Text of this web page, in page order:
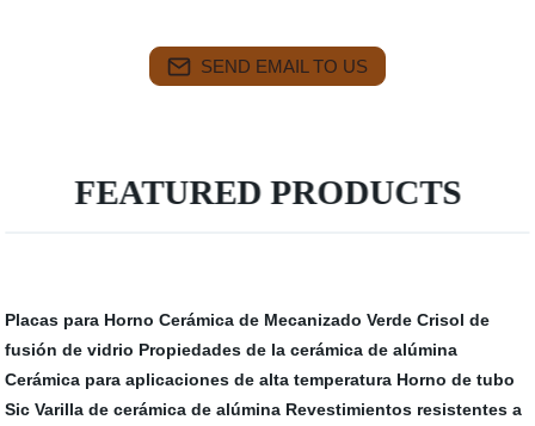
SEND EMAIL TO US
FEATURED PRODUCTS
Placas para Horno Cerámica de Mecanizado Verde Crisol de
fusión de vidrio Propiedades de la cerámica de alúmina
Cerámica para aplicaciones de alta temperatura Horno de tubo
Sic Varilla de cerámica de alúmina Revestimientos resistentes a